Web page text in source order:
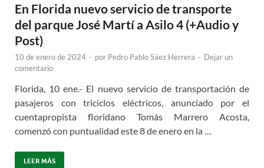
En Florida nuevo servicio de transporte
del parque José Martí a Asilo 4 (+Audio y
Post)
10 de enero de 2024 - por Pedro Pablo Sáez Herrera - Dejar un
comentario
Florida, 10 ene.- El nuevo servicio de transportación de
pasajeros con triciclos eléctricos, anunciado por el
cuentapropista floridano Tomás Marrero Acosta,
comenzó con puntualidad este 8 de enero en la …
LEER MÁS